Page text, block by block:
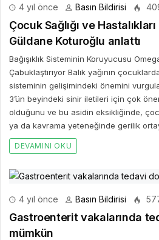
4 yıl önce Basın Bildirisi
Çocuk Sağlığı ve
Güldane Koturoğlu anlattı
Bağışıklık Sisteminin Koruyucusu
Çabuklaştırıyor Balık yağının
sisteminin gelişimindeki önemini
3’ün beyindeki sinir iletileri için çok
olduğunu ve bu asidin eksikliğinde,
ya da kavrama yeteneğinde gerilik
DEVAMINI OKU
4 yıl önce Basın Bildirisi
Gastroenterit vakalarında
mümkün